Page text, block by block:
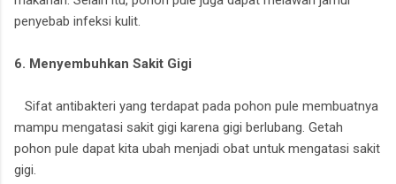
penyebab infeksi kulit.
6. Menyembuhkan Sakit Gigi
Sifat antibakteri yang terdapat pada pohon pule membuatnya
mampu mengatasi sakit gigi karena gigi berlubang. Getah
pohon pule dapat kita ubah menjadi obat untuk mengatasi sakit
gigi.